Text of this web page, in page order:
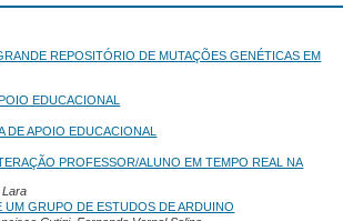
REPOSITÓRIO DE MUTAÇÕES GENÉTICAS EM
EDUCACIONAL
DE APOIO EDUCACIONAL
PROFESSOR/ALUNO EM TEMPO REAL NA
Lara
UM GRUPO DE ESTUDOS DE ARDUINO